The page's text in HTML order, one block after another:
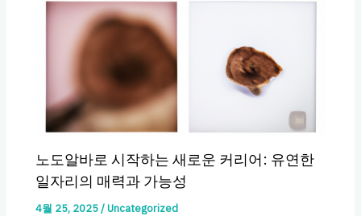
노도알바로 시작하는 새로운 커리어: 유연한
일자리의 매력과 가능성
4월 25, 2025/Uncategorized